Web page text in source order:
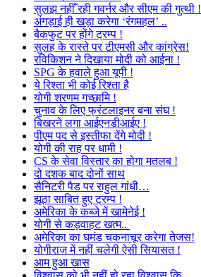
सुलझ नहीँ रही गवर्नर और सीएम की गुत्थी !
अंगड़ाई ही खड़ा करेगा ‘रंगमहल’ ..
बैकफुट पर होंगे ट्रम्प !
सुलह के रास्ते पर टीएमसी और कांग्रेस!
रविकिशन ने दिखाया मोदी को आईना !
SPG के हवाले हुआ यूपी !
ये रिश्ता भी कोई रिश्ता है
योगी शरणम गच्छामि !
चुनाव के लिए फ्रंटलाइनर बना संघ !
बिखरने लगा आईएनडीआईए !
पीएम पद से इस्तीफा देंगे मोदी !
योगी की राह पर धामी !
CS के सेवा विस्तार का होगा मतलब !
दो दशक बाद दोनों साथ
सैनिटरी पैड पर राहुल गांधी…
झूठा साबित हुए ट्रम्प !
अमेरिका के कब्जे में खामेनेई !
योगी से कड़वाहट खत्म..
अमेरिका का घमंड चकनाचूर करेगा तेजस!
योगीराज में नहीं चलेगी ऐसी सियासत !
आम हुआ खास